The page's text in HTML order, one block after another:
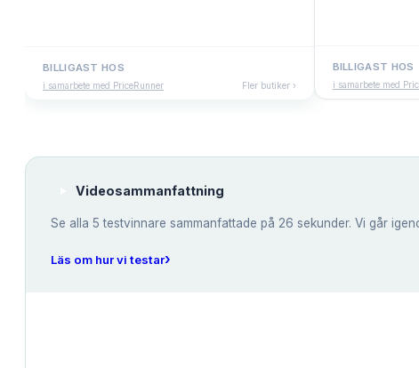
BILLIGAST HOS
i samarbete med PriceRunner Fler butiker ›
BILLIGAST HOS
i samarbete med
Videosammanfattning
Se alla 5 testvinnare sammanfattade på 26 sekunder. Vi går
Läs om hur vi testar›